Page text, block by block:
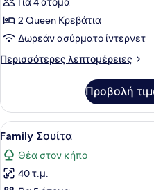
Family
Twin
(4
Pax)
2 Queen Κρεβάτια
Δωρεάν ασύρματο ίντερνετ
Περισσότερες λεπτομέρειες
Περισσότερες
Twin
(4
Pax)
Προβολή
Προβολή
όλων
των
φωτογραφιών
9
Family Σουίτα
Θέα στον κήπο
40 τ.μ.